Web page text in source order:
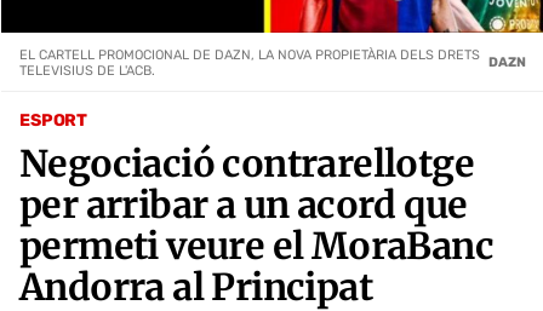
ESPORT
Negociació contrarellotge
per arribar a un acord que
permeti veure el MoraBanc
Andorra al Principat
EL CARTELL PROMOCIONAL DE DAZN, LA NOVA PROPIETÀRIA DELS DRETS
TELEVISIUS DE L'ACB.
DAZN